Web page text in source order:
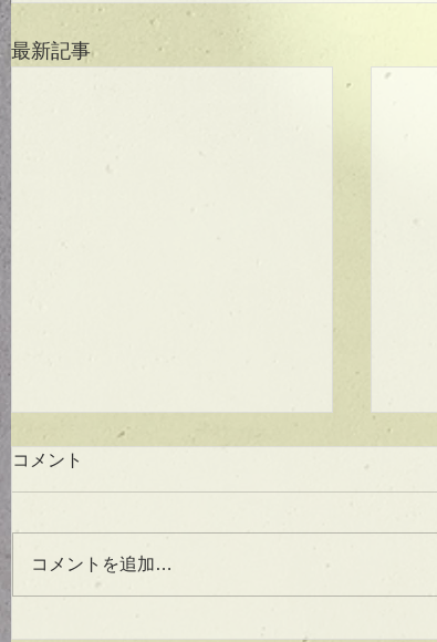
最新記事
★ラ
で貴
コメント
コメントを追加…